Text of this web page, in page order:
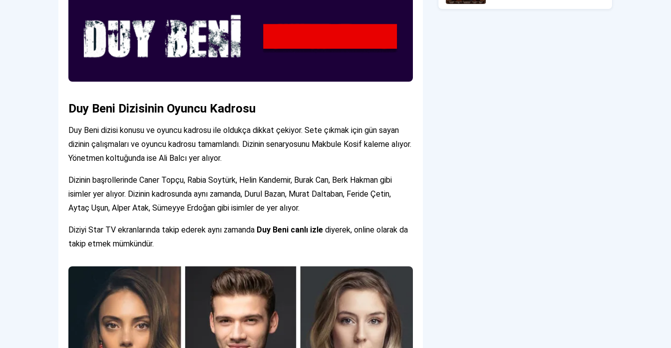
Duy Beni Dizisinin Oyuncu Kadrosu
Duy Beni dizisi konusu ve oyuncu kadrosu ile oldukça dikkat çekiyor. Sete çıkmak için gün sayan
dizinin çalışmaları ve oyuncu kadrosu tamamlandı. Dizinin senaryosunu Makbule Kosif kaleme alıyor.
Yönetmen koltuğunda ise Ali Balcı yer alıyor.
Dizinin başrollerinde Caner Topçu, Rabia Soytürk, Helin Kandemir, Burak Can, Berk Hakman gibi
isimler yer alıyor. Dizinin kadrosunda aynı zamanda, Durul Bazan, Murat Daltaban, Feride Çetin,
Aytaç Uşun, Alper Atak, Sümeyye Erdoğan gibi isimler de yer alıyor.
Diziyi Star TV ekranlarında takip ederek aynı zamanda Duy Beni canlı izle diyerek, online olarak da
takip etmek mümkündür.